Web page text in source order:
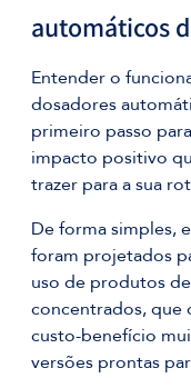
automáticos
Entender o
dosadores
primeiro passo
impacto positivo
trazer para a sua
De forma simples,
foram projetados
uso de produtos
concentrados, que
custo-benefício
versões prontas